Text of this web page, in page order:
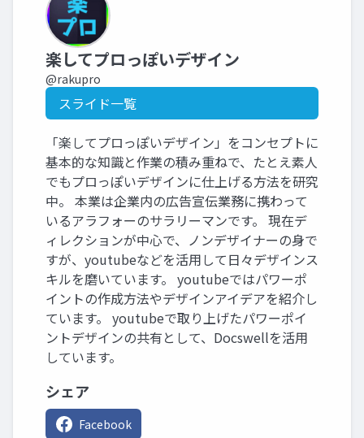
楽してプロっぽいデザイン
@rakupro
スライド一覧
「楽してプロっぽいデザイン」をコンセプトに
基本的な知識と作業の積み重ねで、たとえ素人
でもプロっぽいデザインに仕上げる方法を研究
中。 本業は企業内の広告宣伝業務に携わって
いるアラフォーのサラリーマンです。 現在デ
ィレクションが中心で、ノンデザイナーの身で
すが、youtubeなどを活用して日々デザインス
キルを磨いています。 youtubeではパワーポ
イントの作成方法やデザインアイデアを紹介し
ています。 youtubeで取り上げたパワーポイ
ントデザインの共有として、Docswellを活用
しています。
シェア
Facebook